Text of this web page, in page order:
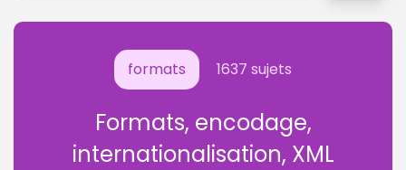
formats 1637 sujets
Formats, encodage,
internationalisation, XML